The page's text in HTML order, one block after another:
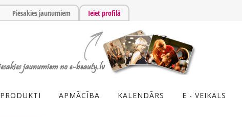
Piesakies jaunumiem Ieiet profilā
PRODUKTI APMĀCĪBA KALENDĀRS E - VEIKALS